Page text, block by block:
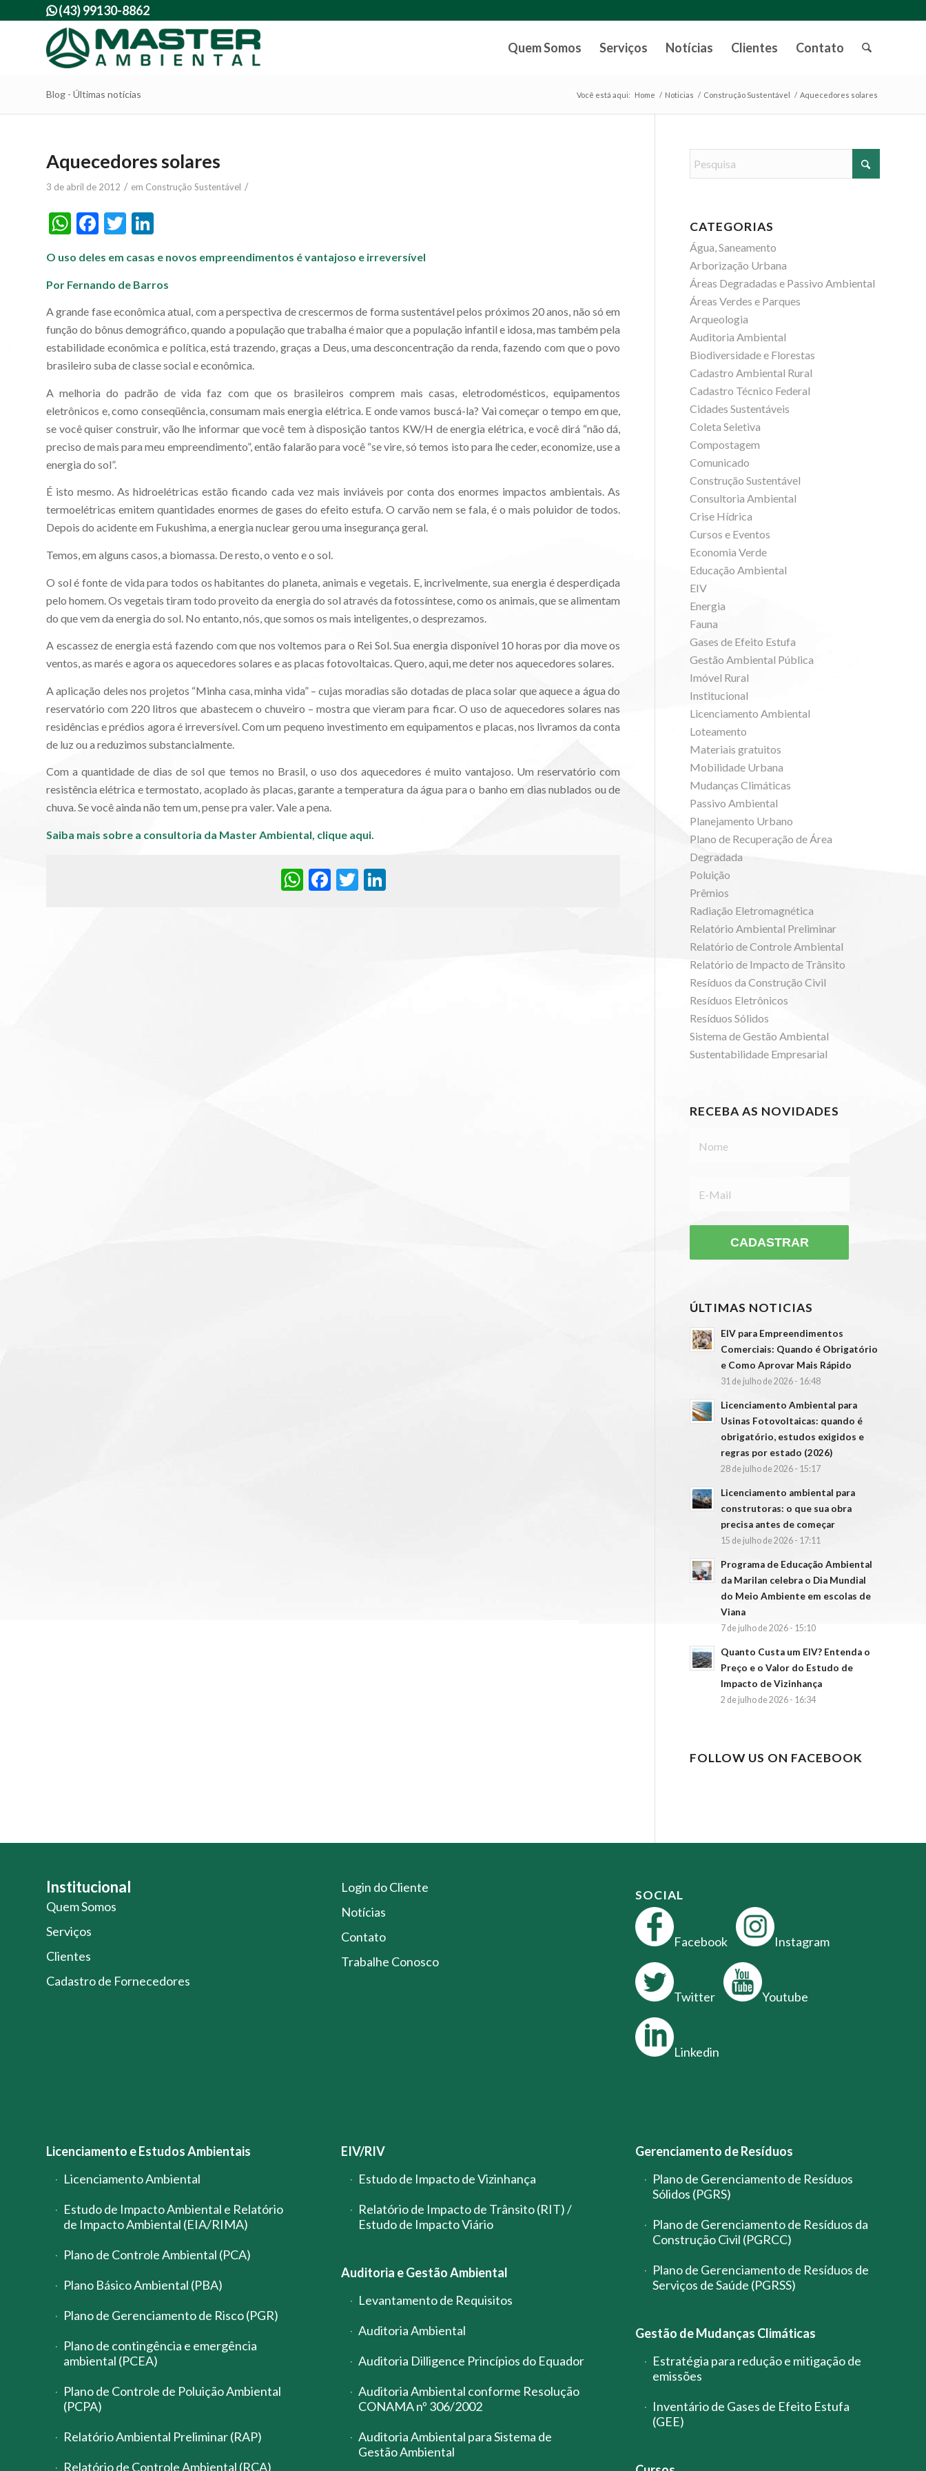
(43) 99130-8862
Quem Somos Serviços Notícias Clientes Contato
Blog - Últimas notícias Você está aqui: Home / Noticias / Construção Sustentável / Aquecedores solares
Aquecedores solares
3 de abril de 2012 / em Construção Sustentável /
WhatsApp
Facebook
Twitter
O uso deles em casas e novos empreendimentos é vantajoso e irreversível
Por Fernando de Barros
A grande fase econômica atual, com a perspectiva de crescermos de forma sustentável pelos próximos 20 anos, não só em
função do bônus demográfico, quando a população que trabalha é maior que a população infantil e idosa, mas também pela
estabilidade econômica e política, está trazendo, graças a Deus, uma desconcentração da renda, fazendo com que o povo
brasileiro suba de classe social e econômica.
A melhoria do padrão de vida faz com que os brasileiros comprem mais casas, eletrodomésticos, equipamentos
eletrônicos e, como conseqüência, consumam mais energia elétrica. E onde vamos buscá-la? Vai começar o tempo em que,
se você quiser construir, vão lhe informar que você tem à disposição tantos KW/H de energia elétrica, e você dirá “não dá,
preciso de mais para meu empreendimento”, então falarão para você “se vire, só temos isto para lhe ceder, economize, use a
energia do sol”.
É isto mesmo. As hidroelétricas estão ficando cada vez mais inviáveis por conta dos enormes impactos ambientais. As
termoelétricas emitem quantidades enormes de gases do efeito estufa. O carvão nem se fala, é o mais poluidor de todos.
Depois do acidente em Fukushima, a energia nuclear gerou uma insegurança geral.
Temos, em alguns casos, a biomassa. De resto, o vento e o sol.
O sol é fonte de vida para todos os habitantes do planeta, animais e vegetais. E, incrivelmente, sua energia é desperdiçada
pelo homem. Os vegetais tiram todo proveito da energia do sol através da fotossíntese, como os animais, que se alimentam
do que vem da energia do sol. No entanto, nós, que somos os mais inteligentes, o desprezamos.
A escassez de energia está fazendo com que nos voltemos para o Rei Sol. Sua energia disponível 10 horas por dia move os
ventos, as marés e agora os aquecedores solares e as placas fotovoltaicas. Quero, aqui, me deter nos aquecedores solares.
A aplicação deles nos projetos “Minha casa, minha vida” – cujas moradias são dotadas de placa solar que aquece a água do
reservatório com 220 litros que abastecem o chuveiro – mostra que vieram para ficar. O uso de aquecedores solares nas
residências e prédios agora é irreversível. Com um pequeno investimento em equipamentos e placas, nos livramos da conta
de luz ou a reduzimos substancialmente.
Com a quantidade de dias de sol que temos no Brasil, o uso dos aquecedores é muito vantajoso. Um reservatório com
resistência elétrica e termostato, acoplado às placas, garante a temperatura da água para o banho em dias nublados ou de
chuva. Se você ainda não tem um, pense pra valer. Vale a pena.
Saiba mais sobre a consultoria da Master Ambiental, clique aqui.
WhatsApp
Facebook
Twitter
LinkedIn
CATEGORIAS
Água, Saneamento
Arborização Urbana
Áreas Degradadas e Passivo Ambiental
Áreas Verdes e Parques
Arqueologia
Auditoria Ambiental
Biodiversidade e Florestas
Cadastro Ambiental Rural
Cadastro Técnico Federal
Cidades Sustentáveis
Coleta Seletiva
Compostagem
Comunicado
Construção Sustentável
Consultoria Ambiental
Crise Hídrica
Cursos e Eventos
Economia Verde
Educação Ambiental
EIV
Energia
Fauna
Gases de Efeito Estufa
Gestão Ambiental Pública
Imóvel Rural
Institucional
Licenciamento Ambiental
Loteamento
Materiais gratuitos
Mobilidade Urbana
Mudanças Climáticas
Passivo Ambiental
Planejamento Urbano
Plano de Recuperação de Área
Degradada
Poluição
Prêmios
Radiação Eletromagnética
Relatório Ambiental Preliminar
Relatório de Controle Ambiental
Relatório de Impacto de Trânsito
Resíduos da Construção Civil
Resíduos Eletrônicos
Resíduos Sólidos
Sistema de Gestão Ambiental
Sustentabilidade Empresarial
RECEBA AS NOVIDADES
ÚLTIMAS NOTICIAS
EIV para Empreendimentos
Comerciais: Quando é Obrigatório
e Como Aprovar Mais Rápido
31 de julho de 2026 - 16:48
Licenciamento Ambiental para
Usinas Fotovoltaicas: quando é
obrigatório, estudos exigidos e
regras por estado (2026)
28 de julho de 2026 - 15:17
Licenciamento ambiental para
construtoras: o que sua obra
precisa antes de começar
15 de julho de 2026 - 17:11
Programa de Educação Ambiental
da Marilan celebra o Dia Mundial
do Meio Ambiente em escolas de
Viana
7 de julho de 2026 - 15:10
Quanto Custa um EIV? Entenda o
Preço e o Valor do Estudo de
Impacto de Vizinhança
2 de julho de 2026 - 16:34
FOLLOW US ON FACEBOOK
Institucional
Quem Somos
Serviços
Clientes
Cadastro de Fornecedores
Login do Cliente
Notícias
Contato
Trabalhe Conosco
SOCIAL
Facebook Instagram
Twitter Youtube
Linkedin
Licenciamento e Estudos Ambientais
Licenciamento Ambiental
Estudo de Impacto Ambiental e Relatório
de Impacto Ambiental (EIA/RIMA)
Plano de Controle Ambiental (PCA)
Plano Básico Ambiental (PBA)
Plano de Gerenciamento de Risco (PGR)
Plano de contingência e emergência
ambiental (PCEA)
Plano de Controle de Poluição Ambiental
(PCPA)
Relatório Ambiental Preliminar (RAP)
Relatório de Controle Ambiental (RCA)
EIV/RIV
Estudo de Impacto de Vizinhança
Relatório de Impacto de Trânsito (RIT) /
Estudo de Impacto Viário
Auditoria e Gestão Ambiental
Levantamento de Requisitos
Auditoria Ambiental
Auditoria Dilligence Princípios do Equador
Auditoria Ambiental conforme Resolução
CONAMA nº 306/2002
Auditoria Ambiental para Sistema de
Gestão Ambiental
Gerenciamento de Resíduos
Plano de Gerenciamento de Resíduos
Sólidos (PGRS)
Plano de Gerenciamento de Resíduos da
Construção Civil (PGRCC)
Plano de Gerenciamento de Resíduos de
Serviços de Saúde (PGRSS)
Gestão de Mudanças Climáticas
Estratégia para redução e mitigação de
emissões
Inventário de Gases de Efeito Estufa
(GEE)